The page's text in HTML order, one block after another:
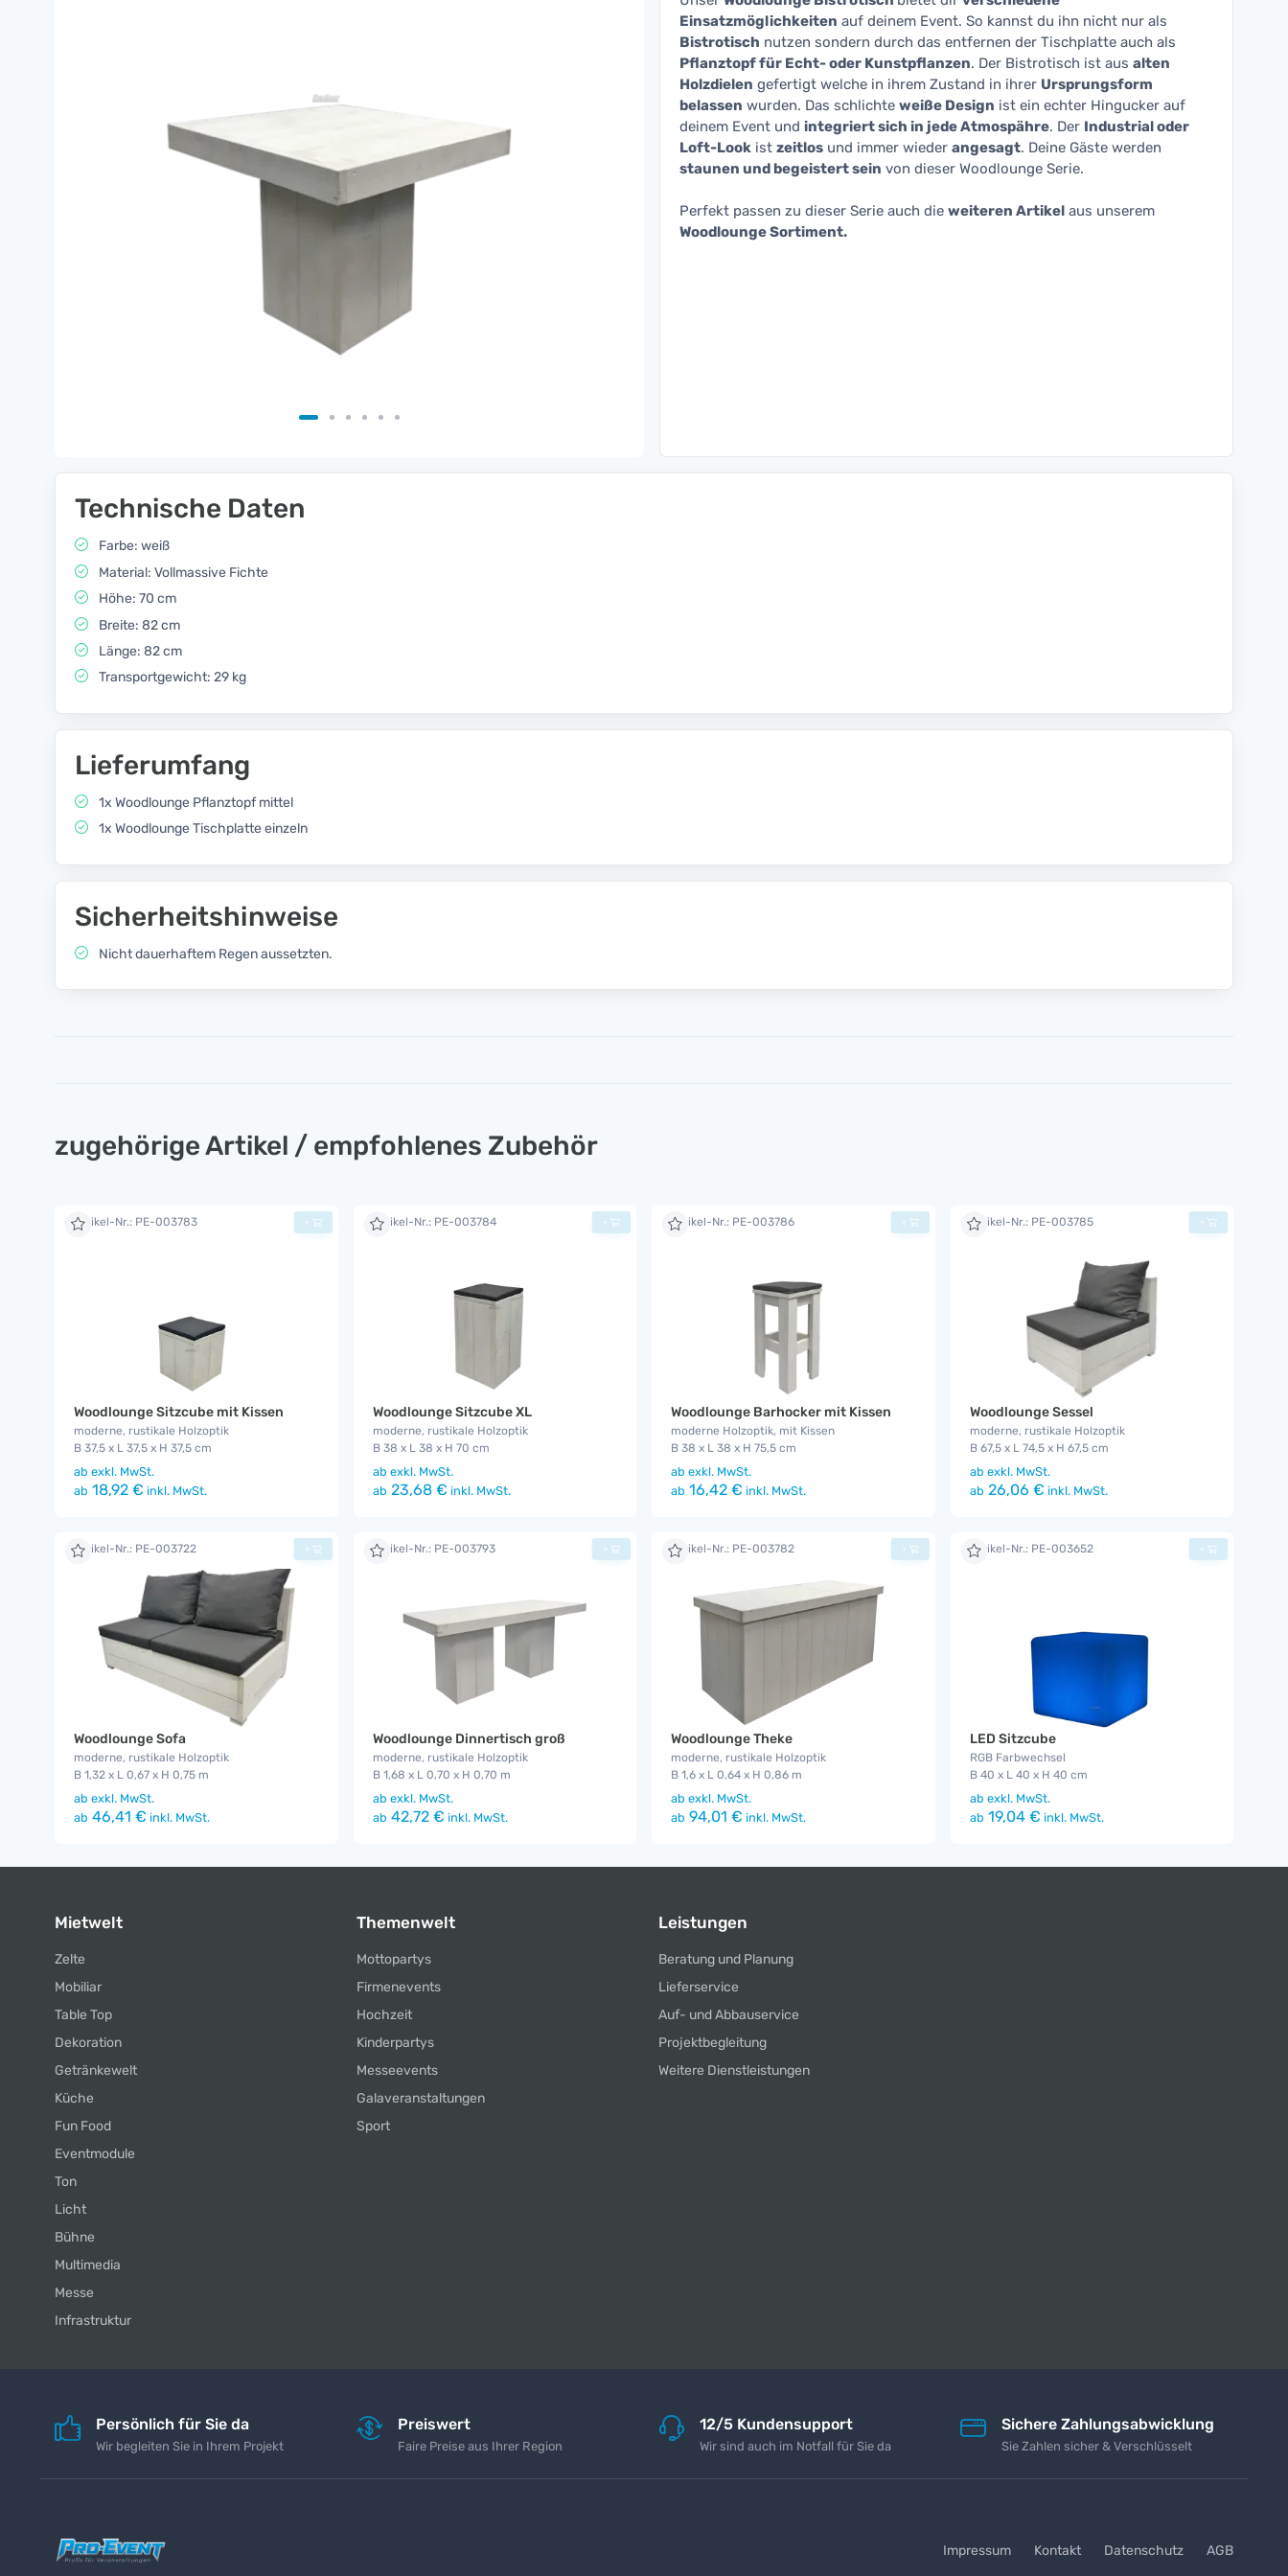
Einsatzmöglichkeiten auf deinem Event. So kannst du ihn nicht nur als
Bistrotisch nutzen sondern durch das entfernen der Tischplatte auch als
Pflanztopf für Echt- oder Kunstpflanzen. Der Bistrotisch ist aus alten
Holzdielen gefertigt welche in ihrem Zustand in ihrer Ursprungsform
belassen wurden. Das schlichte weiße Design ist ein echter Hingucker auf
deinem Event und integriert sich in jede Atmospähre. Der Industrial oder
Loft-Look ist zeitlos und immer wieder angesagt. Deine Gäste werden
staunen und begeistert sein von dieser Woodlounge Serie.
Perfekt passen zu dieser Serie auch die weiteren Artikel aus unserem
Woodlounge Sortiment.
Technische Daten
Farbe: weiß
Material: Vollmassive Fichte
Höhe: 70 cm
Breite: 82 cm
Länge: 82 cm
Transportgewicht: 29 kg
Lieferumfang
1x Woodlounge Pflanztopf mittel
1x Woodlounge Tischplatte einzeln
Sicherheitshinweise
Nicht dauerhaftem Regen aussetzten.
zugehörige Artikel / empfohlenes Zubehör
Artikel-Nr.: PE-003783
Woodlounge Sitzcube mit Kissen
moderne, rustikale Holzoptik
B 37,5 x L 37,5 x H 37,5 cm
ab exkl. MwSt.
ab 18,92 € inkl. MwSt.
+ Artikel-Nr.: PE-003784
Woodlounge Sitzcube XL
moderne, rustikale Holzoptik
B 38 x L 38 x H 70 cm
ab exkl. MwSt.
ab 23,68 € inkl. MwSt.
+ Artikel-Nr.: PE-003786
Woodlounge Barhocker mit Kissen
moderne Holzoptik, mit Kissen
B 38 x L 38 x H 75,5 cm
ab exkl. MwSt.
ab 16,42 € inkl. MwSt.
+ Artikel-Nr.: PE-003785
Woodlounge Sessel
moderne, rustikale Holzoptik
B 67,5 x L 74,5 x H 67,5 cm
ab exkl. MwSt.
ab 26,06 € inkl. MwSt.
+
Artikel-Nr.: PE-003722
Woodlounge Sofa
moderne, rustikale Holzoptik
B 1,32 x L 0,67 x H 0,75 m
ab exkl. MwSt.
ab 46,41 € inkl. MwSt.
+ Artikel-Nr.: PE-003793
Woodlounge Dinnertisch groß
moderne, rustikale Holzoptik
B 1,68 x L 0,70 x H 0,70 m
ab exkl. MwSt.
ab 42,72 € inkl. MwSt.
+ Artikel-Nr.: PE-003782
Woodlounge Theke
moderne, rustikale Holzoptik
B 1,6 x L 0,64 x H 0,86 m
ab exkl. MwSt.
ab 94,01 € inkl. MwSt.
+ Artikel-Nr.: PE-003652
LED Sitzcube
RGB Farbwechsel
B 40 x L 40 x H 40 cm
ab exkl. MwSt.
ab 19,04 € inkl. MwSt.
+
Mietwelt
Zelte
Mobiliar
Table Top
Dekoration
Getränkewelt
Küche
Fun Food
Eventmodule
Ton
Licht
Bühne
Multimedia
Messe
Infrastruktur
Themenwelt
Mottopartys
Firmenevents
Hochzeit
Kinderpartys
Messeevents
Galaveranstaltungen
Sport
Leistungen
Beratung und Planung
Lieferservice
Auf- und Abbauservice
Projektbegleitung
Weitere Dienstleistungen
Persönlich für Sie da
Wir begleiten Sie in Ihrem Projekt
Preiswert
Faire Preise aus Ihrer Region
12/5 Kundensupport
Wir sind auch im Notfall für Sie da
Sichere Zahlungsabwicklung
Sie Zahlen sicher & Verschlüsselt
Impressum Kontakt Datenschutz AGB